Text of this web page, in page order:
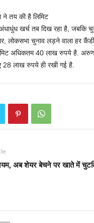
तय की है लिमिट
अंधाधुंध खर्च तब दिख रहा है,
लोकसभा चुनाव लड़ने वाला हर
अधिकतम 40 लाख रुपये है.
28 लाख रुपये ही रखी गई है.
अब शेयर बेचने पर खाते में